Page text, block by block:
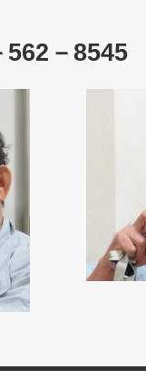
－8545